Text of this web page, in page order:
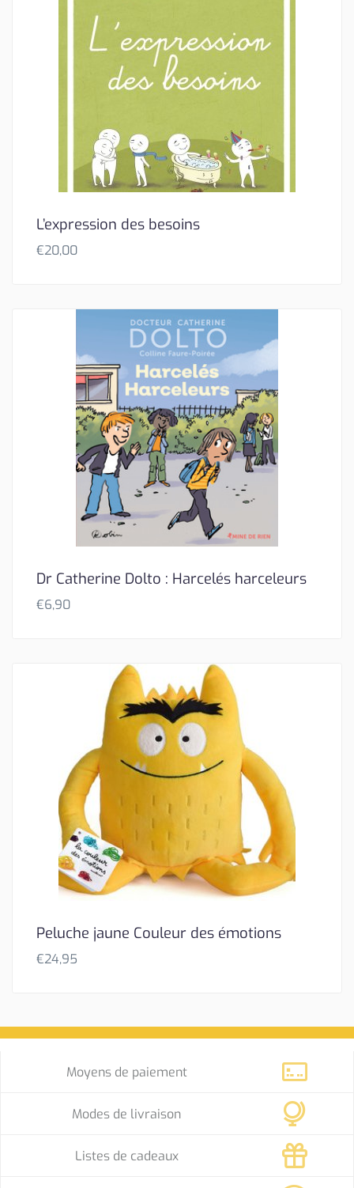
L’expression des besoins
€20,00
Dr Catherine Dolto : Harcelés harceleurs
€6,90
Peluche jaune Couleur des émotions
€24,95
Moyens de paiement
Modes de livraison
Listes de cadeaux